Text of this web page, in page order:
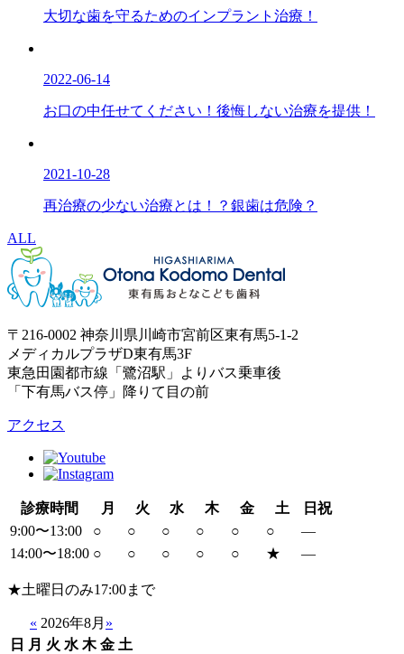
大切な歯を守るためのインプラント治療！
2022-06-14
お口の中任せてください！後悔しない治療を提供！
2021-10-28
再治療の少ない治療とは！？銀歯は危険？
ALL
〒216-0002 神奈川県川崎市宮前区東有馬5-1-2
メディカルプラザD東有馬3F
東急田園都市線「鷺沼駅」よりバス乗車後
「下有馬バス停」降りて目の前
アクセス
診療時間 月 火 水 木 金 土
日祝
9:00〜13:00
○ ○ ○ ○ ○ ○
―
14:00〜18:00 ○ ○ ○ ○ ○ ★ ―
★土曜日のみ17:00まで
« 2026年8月 »
日
月 火 水 木 金 土